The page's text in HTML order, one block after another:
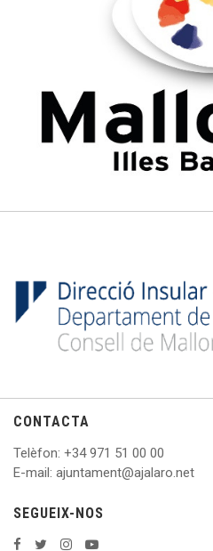
CONTACTA
Telèfon: +34 971 51 00 00
E-mail: ajuntament@ajalaro.net
SEGUEIX-NOS